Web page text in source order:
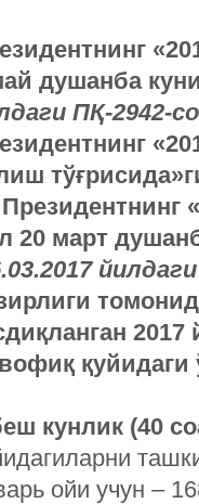
душанба
­ПҚ-2942-
20 март
қуйидаги
кунлик (40
ойи учун –